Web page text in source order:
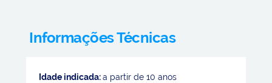
Informações Técnicas
Idade indicada:a partir de 10 anos